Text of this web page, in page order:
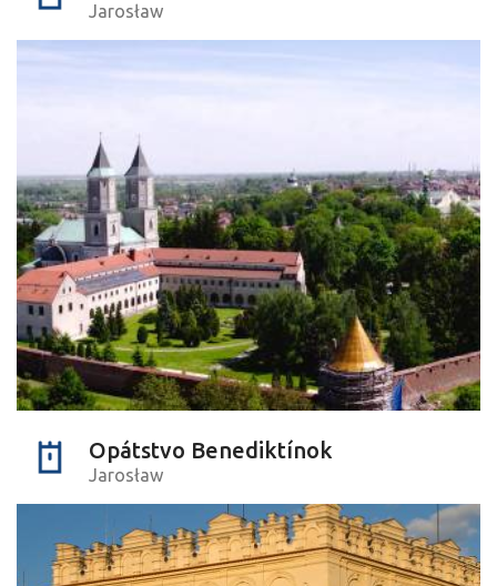
Jarosław
Opátstvo Benediktínok
Jarosław